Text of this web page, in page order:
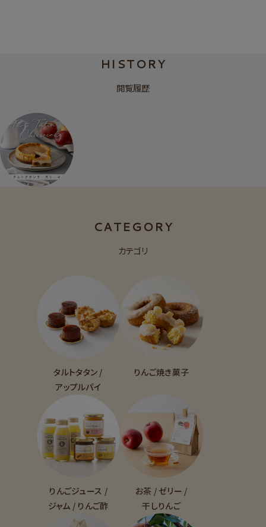
HISTORY
閲覧履歴
CATEGORY
カテゴリ
タルトタタン /
アップルパイ
りんご焼き菓子
りんごジュース /
ジャム / りんご酢
お茶 / ゼリー /
干しりんご